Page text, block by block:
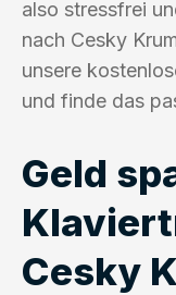
also stressfrei
nach Cesky
unsere
und finde das
Geld
Cesky